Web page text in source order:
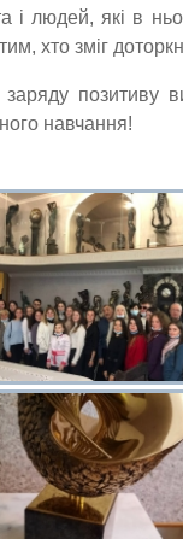
і людей, які в
хто зміг
позитиву
навчання!